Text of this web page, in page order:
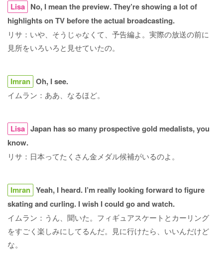
Lisa No, I mean the preview. They’re showing a lot of
highlights on TV before the actual broadcasting.
リサ：いや、そうじゃなくて、予告編よ。実際の放送の前に
見所をいろいろと見せていたの。
Imran Oh, I see.
イムラン：ああ、なるほど。
Lisa Japan has so many prospective gold medalists, you
know.
リサ：日本ってたくさん金メダル候補がいるのよ。
Imran Yeah, I heard. I’m really looking forward to figure
skating and curling. I wish I could go and watch.
イムラン：うん、聞いた。フィギュアスケートとカーリング
をすごく楽しみにしてるんだ。見に行けたら、いいんだけど
な。